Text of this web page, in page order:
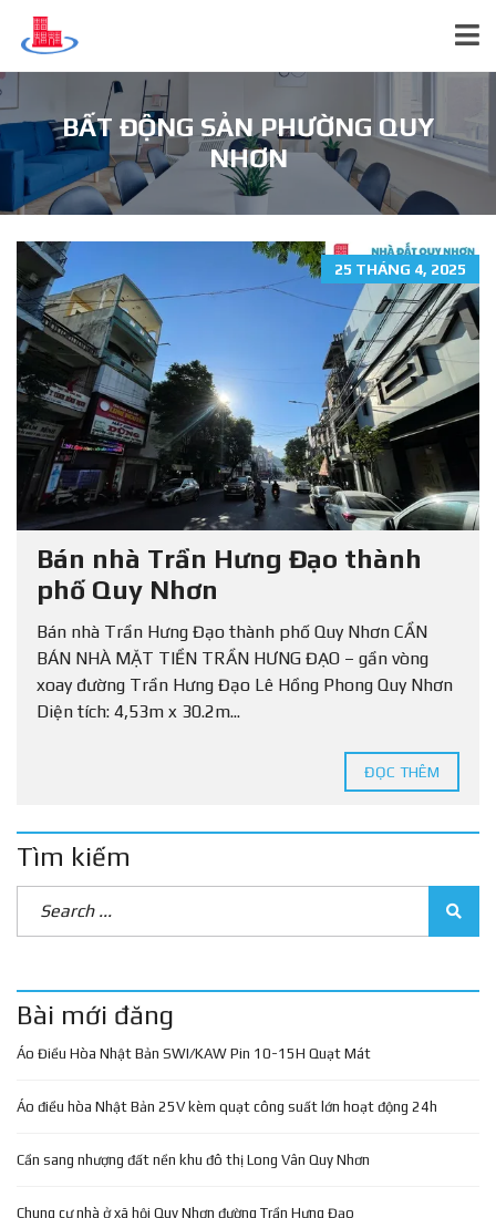
BẤT ĐỘNG SẢN PHƯỜNG QUY
NHƠN
25 THÁNG 4, 2025
Bán nhà Trần Hưng Đạo thành
phố Quy Nhơn
Bán nhà Trần Hưng Đạo thành phố Quy Nhơn CẦN
BÁN NHÀ MẶT TIỀN TRẦN HƯNG ĐẠO – gần vòng
xoay đường Trần Hưng Đạo Lê Hồng Phong Quy Nhơn
Diện tích: 4,53m x 30.2m...
ĐỌC THÊM
Tìm kiếm
Bài mới đăng
Áo Điều Hòa Nhật Bản SWI/KAW Pin 10-15H Quạt Mát
Áo điều hòa Nhật Bản 25V kèm quạt công suất lớn hoạt động 24h
Cần sang nhượng đất nền khu đô thị Long Vân Quy Nhơn
Chung cư nhà ở xã hội Quy Nhơn đường Trần Hưng Đạo